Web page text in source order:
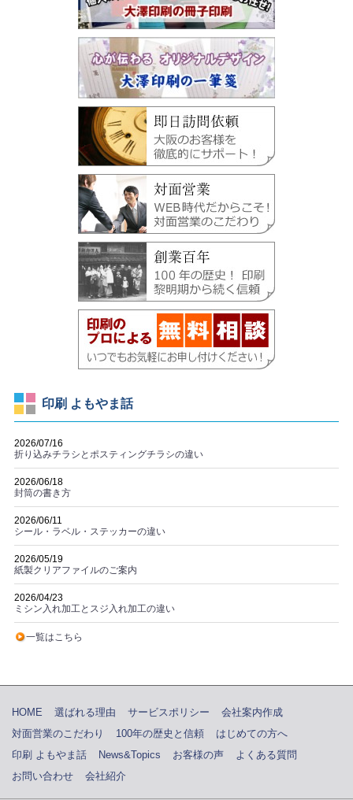
印刷 よもやま話
2026/07/16
折り込みチラシとポスティングチラシの違い
2026/06/18
封筒の書き方
2026/06/11
シール・ラベル・ステッカーの違い
2026/05/19
紙製クリアファイルのご案内
2026/04/23
ミシン入れ加工とスジ入れ加工の違い
一覧はこちら
HOME 選ばれる理由 サービスポリシー
会社案内作成
対面営業のこだわり
100年の歴史と信頼
はじめての方へ
印刷 よもやま話
News&Topics お客様の声
よくある質問
お問い合わせ
会社紹介